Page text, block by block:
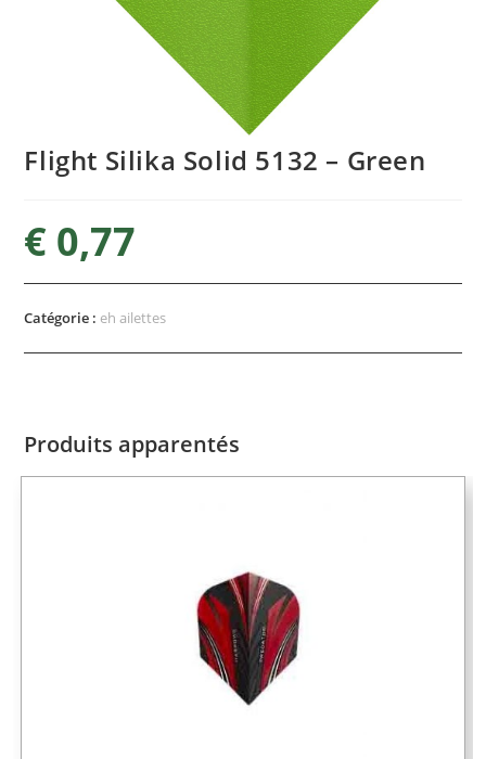
Flight Silika Solid 5132 – Green
€ 0,77
Catégorie : eh ailettes
Produits apparentés